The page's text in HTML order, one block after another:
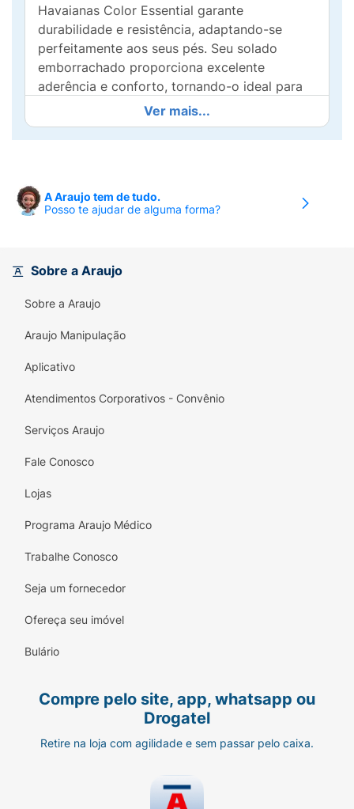
Havaianas Color Essential garante
durabilidade e resistência, adaptando-se
perfeitamente aos seus pés. Seu solado
emborrachado proporciona excelente
aderência e conforto, tornando-o ideal para
passeios na praia, caminhadas ou aventuras
no dia a dia.
aproveite o máximo do verão com total
liberdade. Disponível em uma variedade de
guarda-roupa.
Invista na leveza e conforto que as Havaianas
Chinelo Havaianas Color Essential! A escolha
perfeita para um dia cheio de estilo e
Ver mais...
A Araujo tem de tudo.
Posso te ajudar de alguma forma?
Sobre a Araujo
Sobre a Araujo
Araujo Manipulação
Aplicativo
Atendimentos Corporativos - Convênio
Serviços Araujo
Fale Conosco
Lojas
Programa Araujo Médico
Trabalhe Conosco
Seja um fornecedor
Ofereça seu imóvel
Bulário
Compre pelo site, app, whatsapp ou
Drogatel
Retire na loja com agilidade e sem passar pelo caixa.